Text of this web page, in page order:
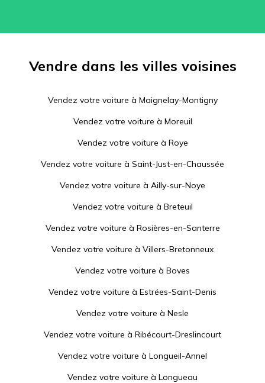
Vendre dans les villes voisines
Vendez votre voiture à Maignelay-Montigny
Vendez votre voiture à Moreuil
Vendez votre voiture à Roye
Vendez votre voiture à Saint-Just-en-Chaussée
Vendez votre voiture à Ailly-sur-Noye
Vendez votre voiture à Breteuil
Vendez votre voiture à Rosières-en-Santerre
Vendez votre voiture à Villers-Bretonneux
Vendez votre voiture à Boves
Vendez votre voiture à Estrées-Saint-Denis
Vendez votre voiture à Nesle
Vendez votre voiture à Ribécourt-Dreslincourt
Vendez votre voiture à Longueil-Annel
Vendez votre voiture à Longueau